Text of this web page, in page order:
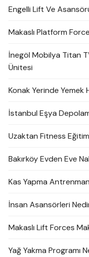
Engelli Lift Ve
Makaslı Platform
İnegöl Mobilya Titan
Ünitesi
Konak Yerinde Yemek
İstanbul Eşya
Uzaktan Fitness
Bakırköy Evden Eve
Kas Yapma
İnsan Asansörleri
Makaslı Lift Forces
Yağ Yakma Programı